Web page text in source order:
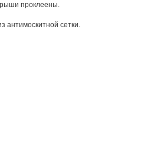
проклеены.
антимоскитной сетки.